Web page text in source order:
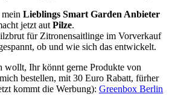
Lieblings Smart Garden Anbieter
jetzt aut Pilze.
für Zitronensaitlinge im Vorverkauf
ob und wie sich das entwickelt.
wollt, Ihr könnt gerne Produkte von
bestellen, mit 30 Euro Rabatt, fürher
kommt die Werbung): Greenbox Berlin